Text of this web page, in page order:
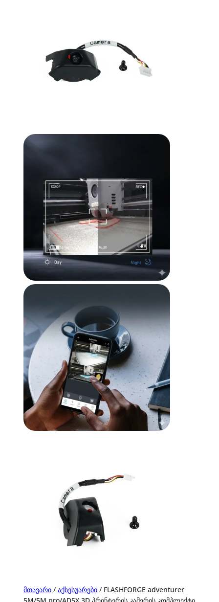
მთავარი / აქსესუარები / FLASHFORGE adventurer